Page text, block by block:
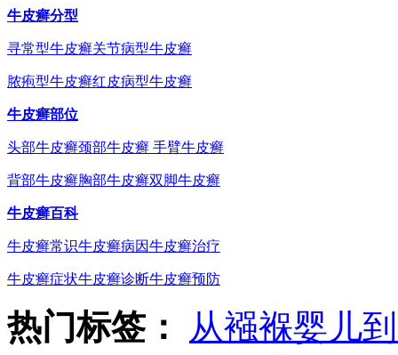
牛皮癣分型
寻常型牛皮癣关节病型牛皮癣
脓疱型牛皮癣红皮病型牛皮癣
牛皮癣部位
头部牛皮癣颈部牛皮癣 手臂牛皮癣
背部牛皮癣胸部牛皮癣双脚牛皮癣
牛皮癣百科
牛皮癣常识牛皮癣病因牛皮癣治疗
牛皮癣症状牛皮癣诊断牛皮癣预防
热门标签：
从襁褓婴儿